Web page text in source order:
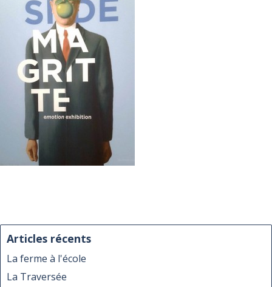
Articles récents
La ferme à l'école
La Traversée